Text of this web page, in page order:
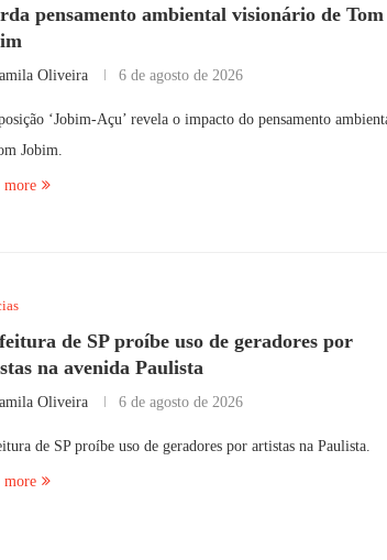
pensamento ambiental visionário de Tom
Oliveira 6 de agosto de 2026
‘Jobim-Açu’ revela o impacto do pensamento
Jobim.
more
de SP proíbe uso de geradores por
na avenida Paulista
Oliveira 6 de agosto de 2026
de SP proíbe uso de geradores por artistas na Paulista.
more